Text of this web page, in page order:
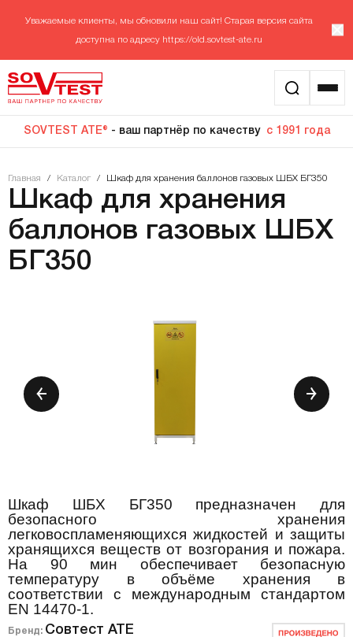
Уважаемые клиенты, мы обновили наш сайт! Старая версия сайта
доступна по адресу https://old.sovtest-ate.ru
SOVTEST ATE® - ваш партнёр по качеству с 1991 года
Главная / Каталог / Шкаф для хранения баллонов газовых ШБХ БГ350
Шкаф для хранения
баллонов газовых ШБХ
БГ350
Шкаф ШБХ БГ350 предназначен для
безопасного хранения
легковоспламеняющихся жидкостей и защиты
хранящихся веществ от возгорания и пожара.
На 90 мин обеспечивает безопасную
температуру в объёме хранения в
соответствии с международным стандартом
ЕN 14470-1.
Бренд: Совтест АТЕ